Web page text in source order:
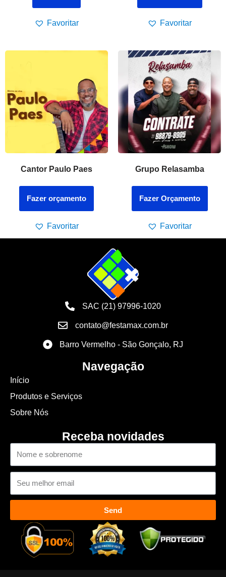
Favoritar Favoritar
Cantor Paulo Paes
Fazer orçamento
Favoritar
Grupo Relasamba
Fazer Orçamento
Favoritar
SAC (21) 97996-1020
contato@festamax.com.br
Barro Vermelho - São Gonçalo, RJ
Navegação
Início
Produtos e Serviços
Sobre Nós
Receba novidades
Send